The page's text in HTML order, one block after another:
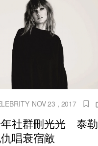
NOV 23 , 2017
社群刪光光 泰勒
唱衰宿敵